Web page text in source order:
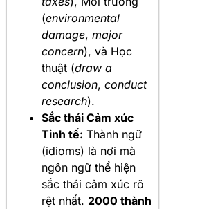
(environmental
damage, major
concern), và Học
thuật (draw a
conclusion, conduct
research).
Sắc thái Cảm xúc
Tinh tế: Thành ngữ
(idioms) là nơi mà
ngôn ngữ thể hiện
sắc thái cảm xúc rõ
rệt nhất. 2000 thành